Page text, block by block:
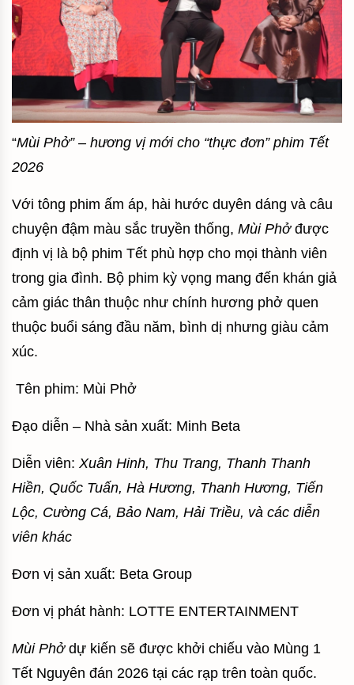
“Mùi Phở” – hương vị mới cho “thực đơn” phim Tết
2026
Với tông phim ấm áp, hài hước duyên dáng và câu
chuyện đậm màu sắc truyền thống, Mùi Phởđược
định vị là bộ phim Tết phù hợp cho mọi thành viên
trong gia đình. Bộ phim kỳ vọng mang đến khán giả
cảm giác thân thuộc như chính hương phở quen
thuộc buổi sáng đầu năm, bình dị nhưng giàu cảm
xúc.
Tên phim: Mùi Phở
Đạo diễn – Nhà sản xuất: Minh Beta
Diễn viên: Xuân Hinh, Thu Trang, Thanh Thanh
Hiền, Quốc Tuấn, Hà Hương, Thanh Hương, Tiến
Lộc, Cường Cá, Bảo Nam, Hải Triều, và các diễn
viên khác
Đơn vị sản xuất: Beta Group
Đơn vị phát hành: LOTTE ENTERTAINMENT
Mùi Phởdự kiến sẽ được khởi chiếu vào Mùng 1
Tết Nguyên đán 2026 tại các rạp trên toàn quốc.